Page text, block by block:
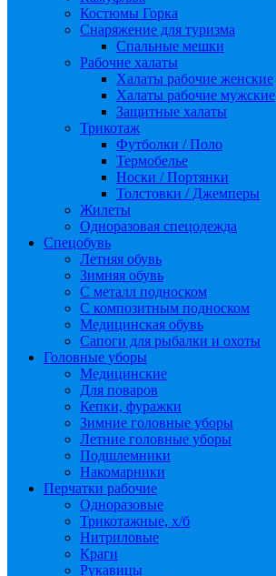
Костюмы Горка
Снаряжение для туризма
Спальные мешки
Рабочие халаты
Халаты рабочие женские
Халаты рабочие мужские
Защитные халаты
Трикотаж
Футболки / Поло
Термобелье
Носки / Портянки
Толстовки / Джемперы
Жилеты
Одноразовая спецодежда
Спецобувь
Летняя обувь
Зимняя обувь
С металл подноском
С композитным подноском
Медицинская обувь
Сапоги для рыбалки и охоты
Головные уборы
Медицинские
Для поваров
Кепки, фуражки
Зимние головные уборы
Летние головные уборы
Подшлемники
Накомарники
Перчатки рабочие
Одноразовые
Трикотажные, х/б
Нитриловые
Краги
Рукавицы